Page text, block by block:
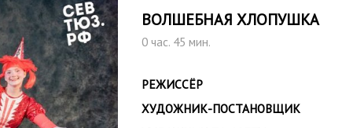
ВОЛШЕБНАЯ ХЛОПУШКА
0 час. 45 мин.
РЕЖИССЁР
ХУДОЖНИК-ПОСТАНОВЩИК